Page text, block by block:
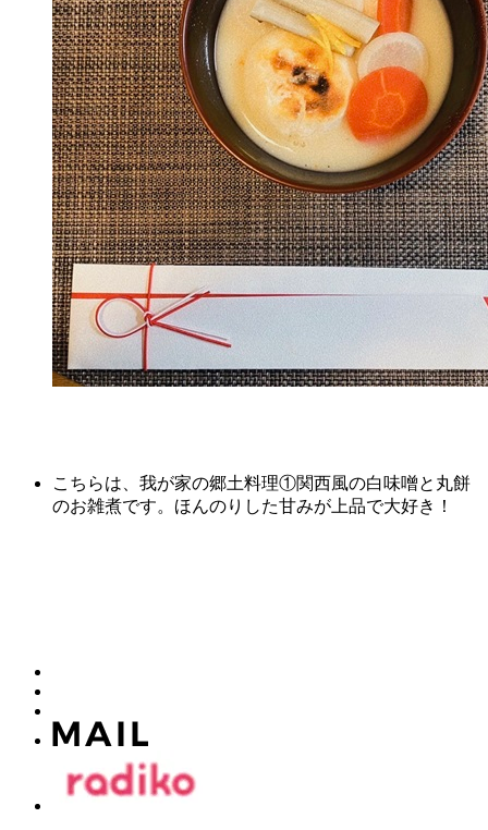
こちらは、我が家の郷土料理①関西風の白味噌と丸餅
のお雑煮です。ほんのりした甘みが上品で大好き！